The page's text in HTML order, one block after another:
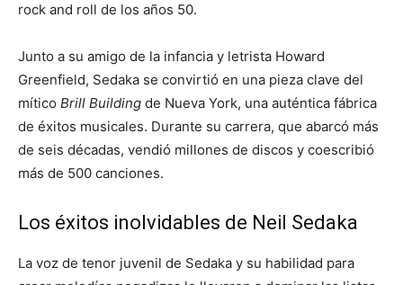
rock and roll de los años 50.
Junto a su amigo de la infancia y letrista Howard
Greenfield, Sedaka se convirtió en una pieza clave del
mítico Brill Building de Nueva York, una auténtica fábrica
de éxitos musicales. Durante su carrera, que abarcó más
de seis décadas, vendió millones de discos y coescribió
más de 500 canciones.
Los éxitos inolvidables de Neil Sedaka
La voz de tenor juvenil de Sedaka y su habilidad para